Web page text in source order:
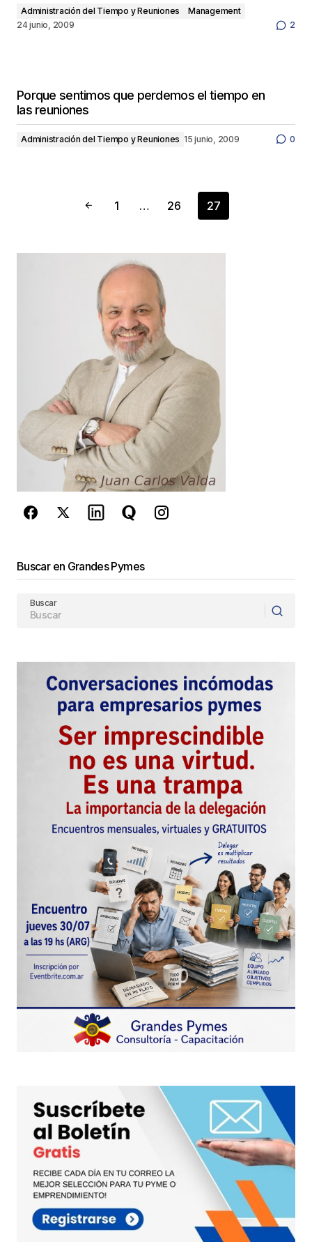
Administración del Tiempo y Reuniones
Management
24 junio, 2009
2
Porque sentimos que perdemos el tiempo en
las reuniones
Administración del Tiempo y Reuniones 15 junio, 2009 0
1 … 26 27
Buscar en Grandes Pymes
Buscar